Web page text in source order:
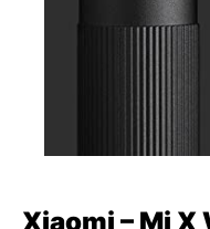
Xiaomi – Mi